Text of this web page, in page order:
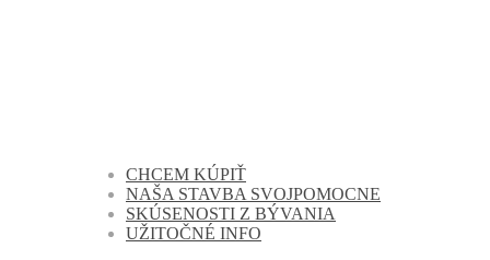
CHCEM KÚPIŤ
NAŠA STAVBA SVOJPOMOCNE
SKÚSENOSTI Z BÝVANIA
UŽITOČNÉ INFO